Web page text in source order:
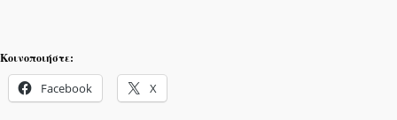
Κοινοποιήστε:
Facebook X